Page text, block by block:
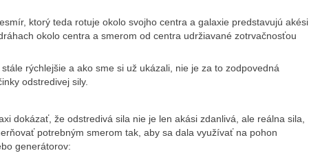
ktorý teda rotuje okolo svojho centra a galaxie predstavujú akési
okolo centra a smerom od centra udržiavané zotrvačnosťou
rýchlejšie a ako sme si už ukázali, nie je za to zodpovedná
odstredivej sily.
dokázať, že odstredivá sila nie je len akási zdanlivá, ale reálna sila,
potrebným smerom tak, aby sa dala využívať na pohon
generátorov: